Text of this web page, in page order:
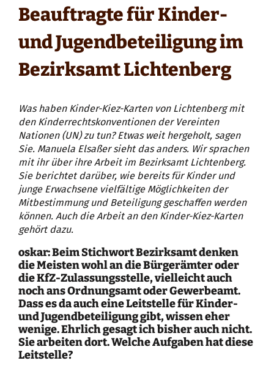
Beauftragte für Kinder-
und Jugendbeteiligung im
Bezirksamt Lichtenberg
Was haben Kinder-Kiez-Karten von Lichtenberg mit
den Kinderrechtskonventionen der Vereinten
Nationen (UN) zu tun? Etwas weit hergeholt, sagen
Sie. Manuela Elsaßer sieht das anders. Wir sprachen
mit ihr über ihre Arbeit im Bezirksamt Lichtenberg.
Sie berichtet darüber, wie bereits für Kinder und
junge Erwachsene vielfältige Möglichkeiten der
Mitbestimmung und Beteiligung geschaffen werden
können. Auch die Arbeit an den Kinder-Kiez-Karten
gehört dazu.
oskar: Beim Stichwort Bezirksamt denken
die Meisten wohl an die Bürgerämter oder
die KfZ-Zulassungsstelle, vielleicht auch
noch ans Ordnungsamt oder Gewerbeamt.
Dass es da auch eine Leitstelle für Kinder-
und Jugendbeteiligung gibt, wissen eher
wenige. Ehrlich gesagt ich bisher auch nicht.
Sie arbeiten dort. Welche Aufgaben hat diese
Leitstelle?